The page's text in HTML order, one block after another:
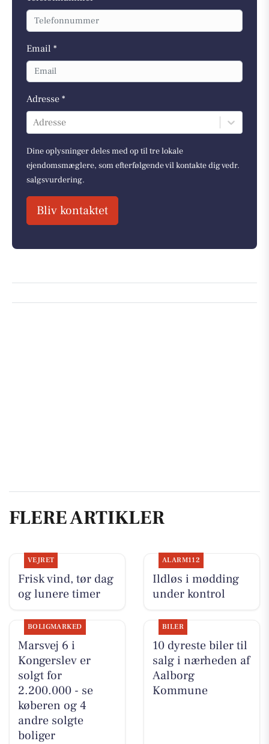
Email *
Adresse *
Adresse
Dine oplysninger deles med op til tre lokale
ejendomsmæglere, som efterfølgende vil kontakte dig vedr.
salgsvurdering.
Bliv kontaktet
FLERE ARTIKLER
VEJRET
Frisk vind, tør dag
og lunere timer
ALARM112
Ildløs i mødding
under kontrol
BOLIGMARKED
Marsvej 6 i
Kongerslev er
solgt for
2.200.000 - se
køberen og 4
andre solgte
boliger
BILER
10 dyreste biler til
salg i nærheden af
Aalborg
Kommune